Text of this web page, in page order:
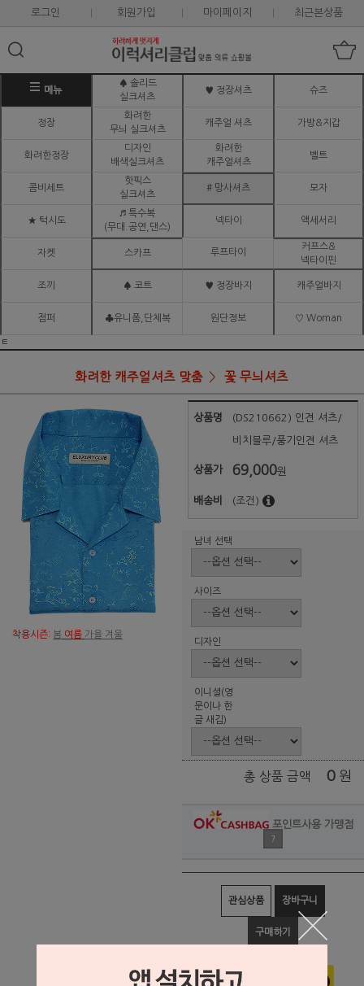
로그인 회원가입 마이페이지 최근본상품
메뉴
♠ 솔리드
실크셔츠
♥ 정장셔츠 슈즈
정장
화려한
무늬 실크셔츠
캐주얼 셔츠 가방&지갑
화려한정장
디자인
배색실크셔츠
화려한
캐주얼셔츠
벨트
콤비세트
핫픽스
실크셔츠
# 망사셔츠 모자
★ 턱시도
♬ 특수복
(무대.공연,댄스)
넥타이 액세서리
자켓 스카프 루프타이
커프스&
넥타이핀
조끼 ♠ 코트 ♥ 정장바지 캐주얼바지
점퍼 ♣유니폼,단체복 원단정보 ♡ Woman
ㅌ
화려한 캐주얼셔츠 맞춤 꽃 무늬셔츠
착용시즌: 봄 여름 가을 겨울
상품명 (DS210662) 인견 셔츠/
비치블루/풍기인견 셔츠
상품가 69,000원
배송비 (조건)
남녀 선택
사이즈
디자인
이니셜(영
문이나 한
글 새김)
총 상품 금액 0 원
포인트사용 가맹점
?
관심상품 장바구니
구매하기